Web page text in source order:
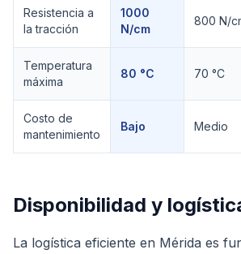
Resistencia a
la tracción
1000
N/cm
800 N/
Temperatura
máxima
80 °C 70 °C
Costo de
mantenimiento
Bajo Medio
Disponibilidad y
La logística eficiente en Mérida es